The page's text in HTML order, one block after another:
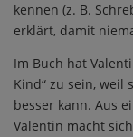
kennen (z. B.
erklärt, damit
Im Buch hat
Kind“ zu sein,
besser kann. Aus
Valentin macht